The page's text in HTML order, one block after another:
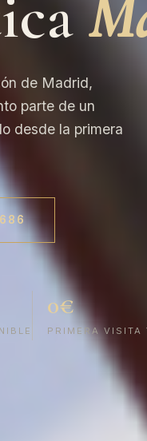
de Madrid,
parte de un
desde la primera
0€
PRIMERA VISITA